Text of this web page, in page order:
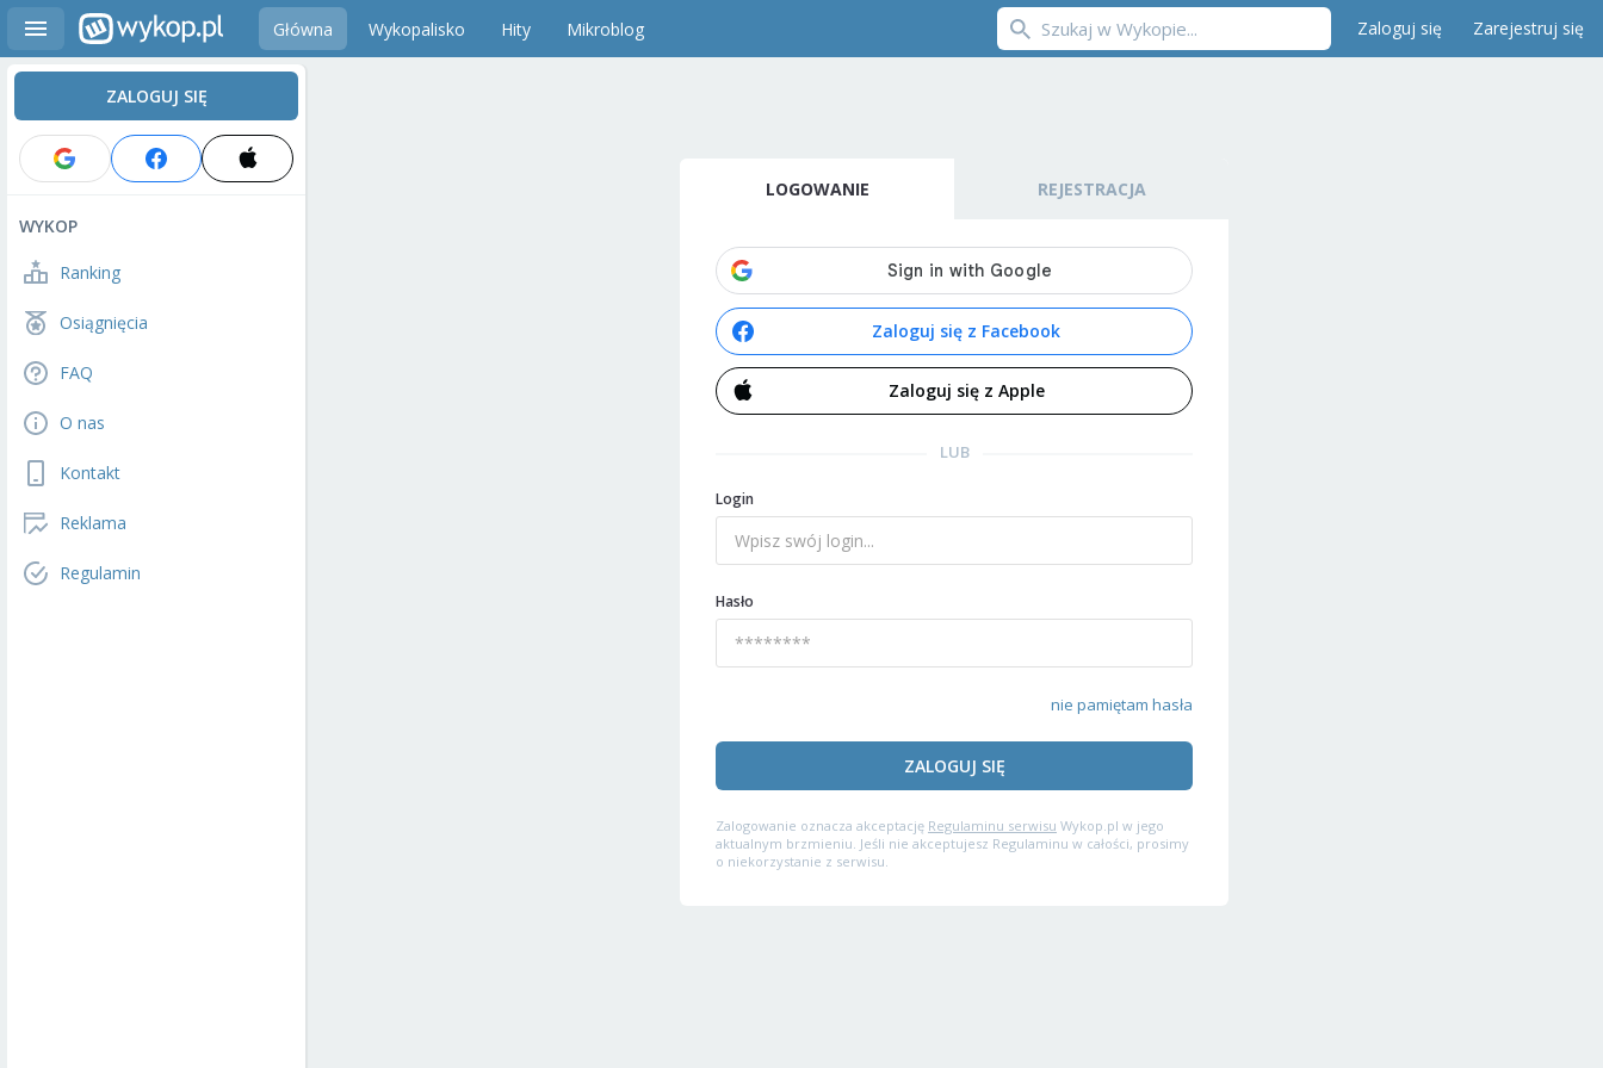
Główna Wykopalisko Hity Mikroblog Zaloguj się Zarejestruj się
ZALOGUJ SIĘ
WYKOP
Ranking
Osiągnięcia
FAQ
O nas
Kontakt
Reklama
Regulamin
LOGOWANIE REJESTRACJA
Zaloguj się z Facebook
Zaloguj się z Apple
LUB
Login
Hasło
nie pamiętam hasła
ZALOGUJ SIĘ
Zalogowanie oznacza akceptację Regulaminu serwisu Wykop.pl w jego
aktualnym brzmieniu. Jeśli nie akceptujesz Regulaminu w całości, prosimy
o niekorzystanie z serwisu.